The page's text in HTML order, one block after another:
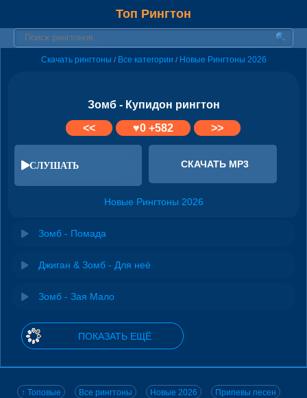
Топ Рингтон
Скачать рингтоны / Все категории / Новые Рингтоны 2026
Зомб - Купидон рингтон
<<
♥0+582 >>
СЛУШАТЬ СКАЧАТЬ MP3
Новые Рингтоны 2026
Зомб - Помада
Джиган & Зомб - Для неё
Зомб - Зая Мало
ПОКАЗАТЬ ЕЩЁ
↑ Топовые Все рингтоны Новые 2026 Припевы песен